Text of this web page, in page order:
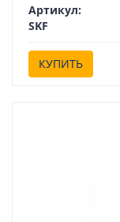
Артикул:
SKF
КУПИТЬ